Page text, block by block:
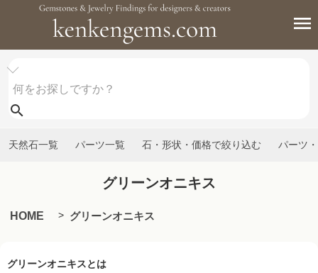
天然石一覧 パーツ一覧 石・形状・価格で絞り込む パーツ
グリーンオニキス
HOME グリーンオニキス
グリーンオニキスとは